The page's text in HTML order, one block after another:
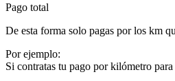
Pago total
De esta forma solo pagas por los km
Por ejemplo:
Si contratas tu pago por kilómetro para